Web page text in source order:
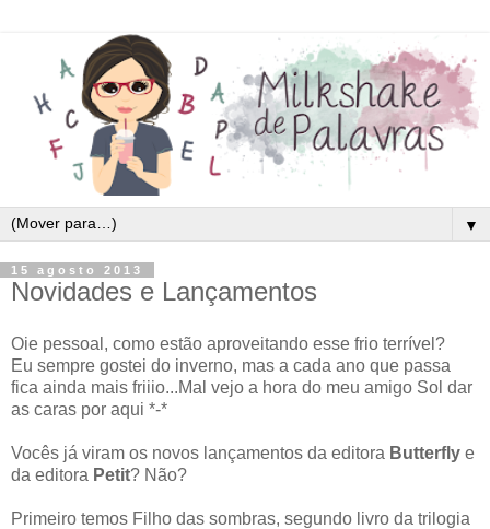
▼
15 agosto 2013
Novidades e Lançamentos
Oie pessoal, como estão aproveitando esse frio terrível?
Eu sempre gostei do inverno, mas a cada ano que passa
fica ainda mais friiio...Mal vejo a hora do meu amigo Sol dar
as caras por aqui *-*
Vocês já viram os novos lançamentos da editora Butterfly e
da editora Petit? Não?
Primeiro temos Filho das sombras, segundo livro da trilogia